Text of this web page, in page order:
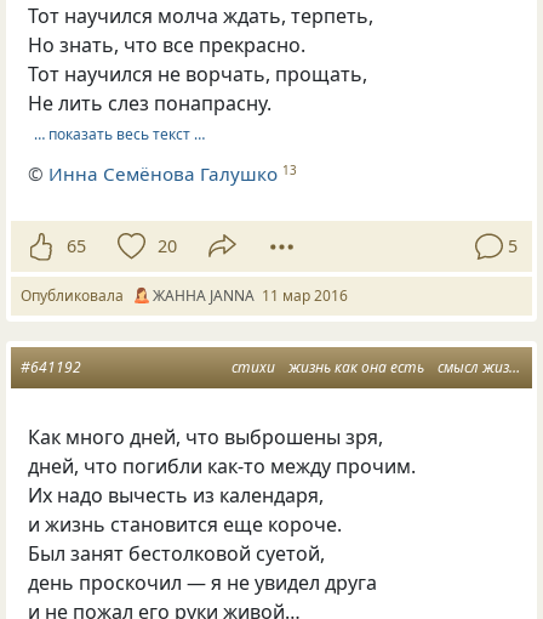
Тот научился молча ждать, терпеть,
Но знать, что все прекрасно.
Тот научился не ворчать, прощать,
Не лить слез понапрасну.
… показать весь текст …
© Инна Семёнова Галушко 13
65 20 5
Опубликовала ЖАННА JANNA 11 мар 2016
стихи жизнь как она есть смысл жизни
#641192
Как много дней, что выброшены зря,
дней, что погибли как-то между прочим.
Их надо вычесть из календаря,
и жизнь становится еще короче.
Был занят бестолковой суетой,
день проскочил — я не увидел друга
и не пожал его руки живой…